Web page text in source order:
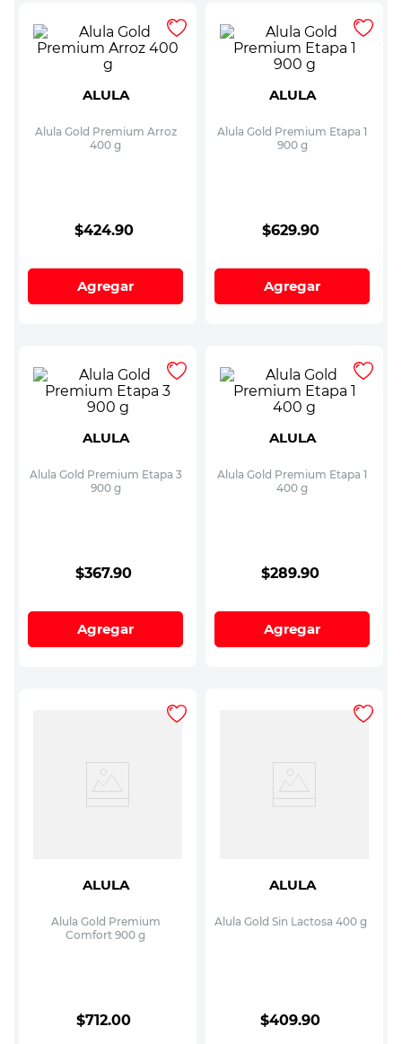
ALULA
Alula Gold Premium Arroz
400 g
$424.90
Agregar
ALULA
Alula Gold Premium Etapa 1
900 g
$629.90
Agregar
ALULA
Alula Gold Premium Etapa 3
900 g
$367.90
Agregar
ALULA
Alula Gold Premium Etapa 1
400 g
$289.90
Agregar
ALULA
Alula Gold Premium
Comfort 900 g
$712.00
ALULA
Alula Gold Sin Lactosa 400 g
$409.90